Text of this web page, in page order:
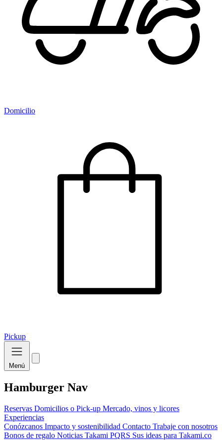
Domicilio
Pickup
Menú
Hamburger Nav
Reservas Domicilios o Pick-up Mercado, vinos y licores
Experiencias
Conózcanos Impacto y sostenibilidad Contacto Trabaje con nosotros
Bonos de regalo Noticias Takami PQRS Sus ideas para Takami.co